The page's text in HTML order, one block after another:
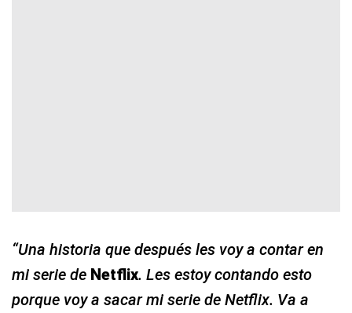
“Una historia que después les voy a contar en
mi serie de Netflix. Les estoy contando esto
porque voy a sacar mi serie de Netflix. Va a